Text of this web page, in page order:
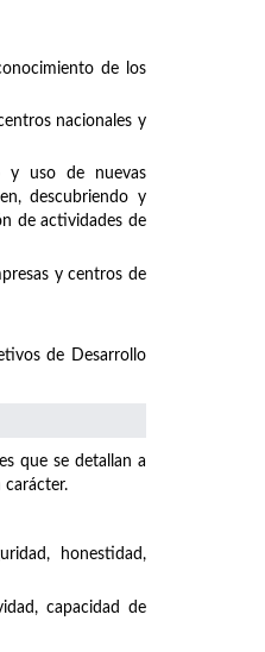
de los
nacionales y
y uso de nuevas
descubriendo y
de actividades de
y centros de
de Desarrollo
que se detallan a
honestidad,
capacidad de